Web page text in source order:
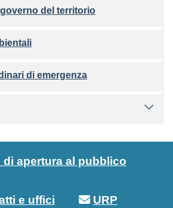
del territorio
di emergenza
di apertura al pubblico
e uffici URP